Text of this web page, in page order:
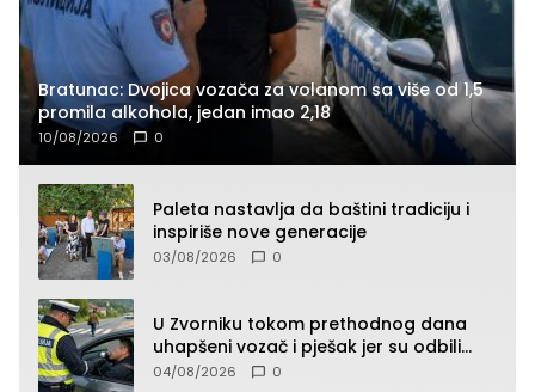
Bratunac: Dvojica vozača za volanom sa više od 1,5
promila alkohola, jedan imao 2,18
10/08/2026 0
Paleta nastavlja da baštini tradiciju i
inspiriše nove generacije
03/08/2026 0
U Zvorniku tokom prethodnog dana
uhapšeni vozač i pješak jer su odbili
testiranje na prisustvo droge
04/08/2026 0